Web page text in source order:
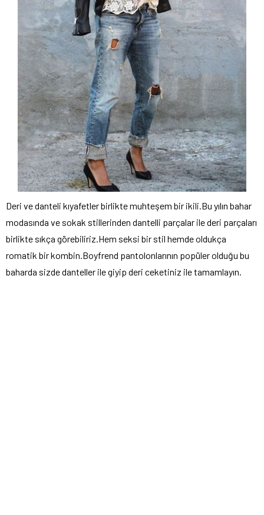
Deri ve danteli kıyafetler birlikte muhteşem bir ikili.Bu yılın bahar
modasında ve sokak stillerinden dantelli parçalar ile deri parçaları
birlikte sıkça görebiliriz.Hem seksi bir stil hemde oldukça
romatik bir kombin.Boyfrend pantolonlarının popüler olduğu bu
baharda sizde danteller ile giyip deri ceketiniz ile tamamlayın.